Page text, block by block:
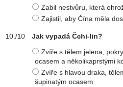
Zabil nestvůru, která
Zajistil, aby Čína měla
Jak vypadá Čchi-lin?
Zvíře s tělem jelena,
ocasem a několikaprstými
Zvíře s hlavou draka,
šupinatým ocasem